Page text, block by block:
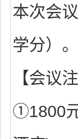
本次会
学分）。
【会议
①1800